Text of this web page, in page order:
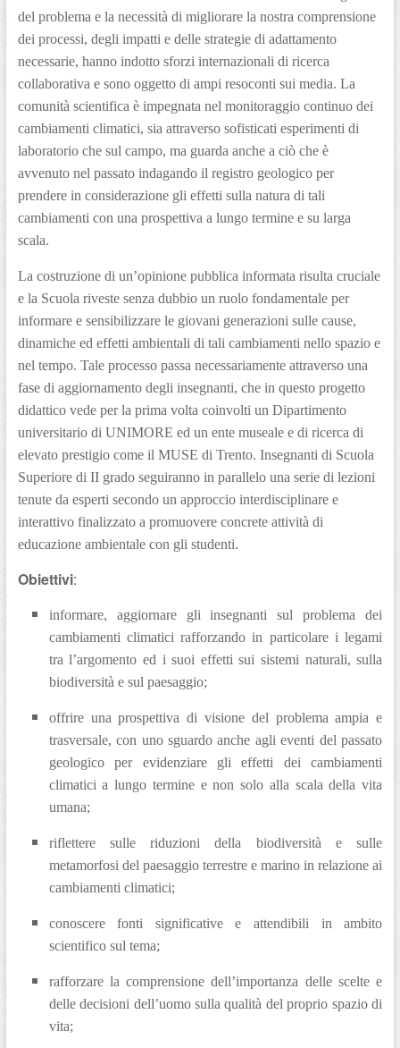
del problema e la necessità di migliorare la nostra comprensione
dei processi, degli impatti e delle strategie di adattamento
necessarie, hanno indotto sforzi internazionali di ricerca
collaborativa e sono oggetto di ampi resoconti sui media. La
comunità scientifica è impegnata nel monitoraggio continuo dei
cambiamenti climatici, sia attraverso sofisticati esperimenti di
laboratorio che sul campo, ma guarda anche a ciò che è
avvenuto nel passato indagando il registro geologico per
prendere in considerazione gli effetti sulla natura di tali
cambiamenti con una prospettiva a lungo termine e su larga
scala.
La costruzione di un’opinione pubblica informata risulta cruciale
e la Scuola riveste senza dubbio un ruolo fondamentale per
informare e sensibilizzare le giovani generazioni sulle cause,
dinamiche ed effetti ambientali di tali cambiamenti nello spazio e
nel tempo. Tale processo passa necessariamente attraverso una
fase di aggiornamento degli insegnanti, che in questo progetto
didattico vede per la prima volta coinvolti un Dipartimento
universitario di UNIMORE ed un ente museale e di ricerca di
elevato prestigio come il MUSE di Trento. Insegnanti di Scuola
Superiore di II grado seguiranno in parallelo una serie di lezioni
tenute da esperti secondo un approccio interdisciplinare e
interattivo finalizzato a promuovere concrete attività di
educazione ambientale con gli studenti.
Obiettivi:
informare, aggiornare gli insegnanti sul problema dei
cambiamenti climatici rafforzando in particolare i legami
tra l’argomento ed i suoi effetti sui sistemi naturali, sulla
biodiversità e sul paesaggio;
offrire una prospettiva di visione del problema ampia e
trasversale, con uno sguardo anche agli eventi del passato
geologico per evidenziare gli effetti dei cambiamenti
climatici a lungo termine e non solo alla scala della vita
umana;
riflettere sulle riduzioni della biodiversità e sulle
metamorfosi del paesaggio terrestre e marino in relazione ai
cambiamenti climatici;
conoscere fonti significative e attendibili in ambito
scientifico sul tema;
rafforzare la comprensione dell’importanza delle scelte e
delle decisioni dell’uomo sulla qualità del proprio spazio di
vita;